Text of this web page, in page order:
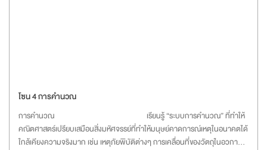
โซน 4 การคำนวณ
การคำนวณ เรียนรู้ “ระบบการคำนวณ” ที่ทำให้
คณิตศาสตร์เปรียบเสมือนสิ่งมหัศจรรย์ที่ทำให้มนุษย์คาดการณ์เหตุในอนาคตได้
ใกล้เคียงความจริงมาก เช่น เหตุภัยพิบัติต่างๆ การเคลื่อนที่ของวัตถุในอวกาศ